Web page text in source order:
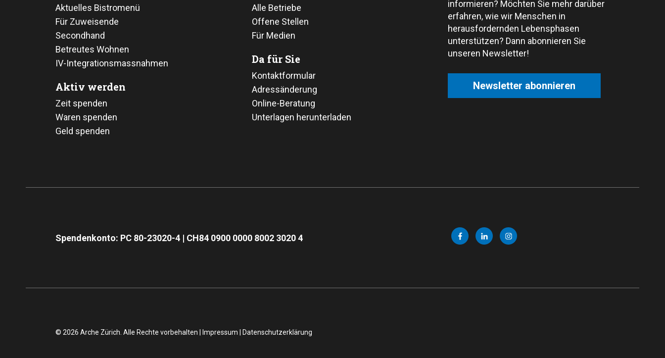
Aktuelles Bistromenü
Für Zuweisende
Secondhand
Betreutes Wohnen
IV-Integrationsmassnahmen
Aktiv werden
Zeit spenden
Waren spenden
Geld spenden
Alle Betriebe
Offene Stellen
Für Medien
Da für Sie
Kontaktformular
Adressänderung
Online-Beratung
Unterlagen herunterladen
informieren? Möchten Sie mehr darüber
erfahren, wie wir Menschen in
herausfordernden Lebensphasen
unterstützen? Dann abonnieren Sie
unseren Newsletter!
Newsletter abonnieren
Spendenkonto: PC 80-23020-4 | CH84 0900 0000 8002 3020 4
© 2026 Arche Zürich. Alle Rechte vorbehalten | Impressum Datenschutzerklärung